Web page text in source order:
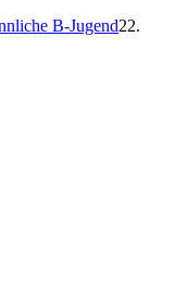
B-Jugend22.